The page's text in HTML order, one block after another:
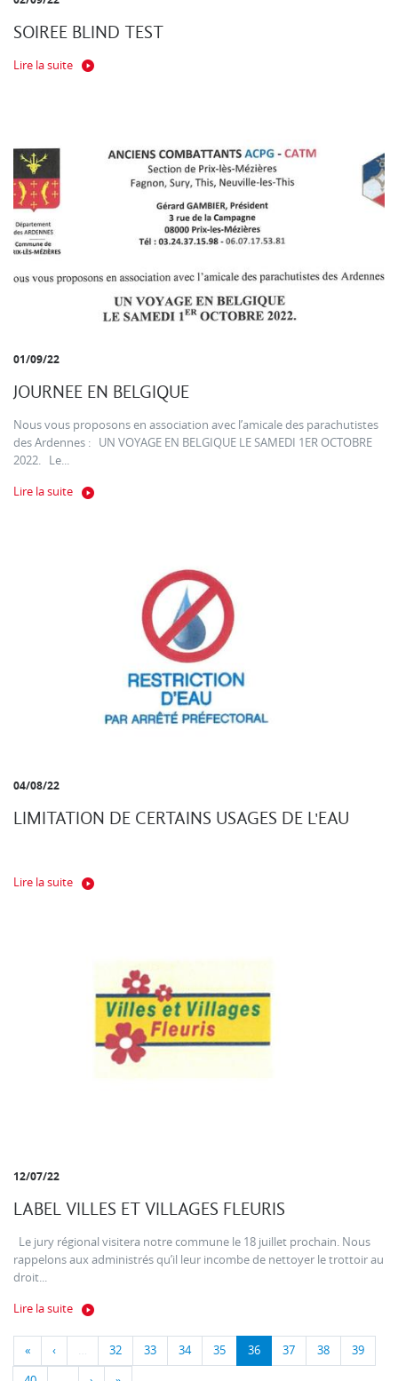
SOIREE BLIND TEST
Lire la suite
01/09/22
JOURNEE EN BELGIQUE
Nous vous proposons en association avec l’amicale des parachutistes
des Ardennes : UN VOYAGE EN BELGIQUE LE SAMEDI 1ER OCTOBRE
2022. Le...
Lire la suite
04/08/22
LIMITATION DE CERTAINS USAGES DE L'EAU
Lire la suite
12/07/22
LABEL VILLES ET VILLAGES FLEURIS
Le jury régional visitera notre commune le 18 juillet prochain. Nous
rappelons aux administrés qu’il leur incombe de nettoyer le trottoir au
droit...
Lire la suite
« ‹ … 32 33 34 35 36 37 38 39